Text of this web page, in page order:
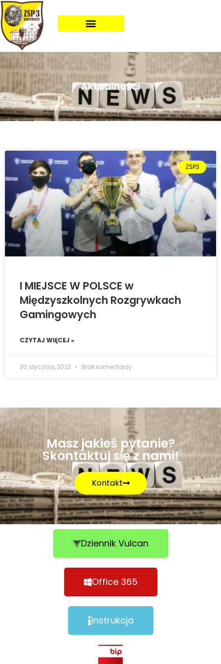
Aktualności
ZSP3
I MIEJSCE W POLSCE w
Międzyszkolnych Rozgrywkach
Gamingowych
CZYTAJ WIĘCEJ »
30 stycznia, 2023 Brak komentarzy
Masz jakieś pytanie?
Skontaktuj się z nami!
Kontakt
Dziennik Vulcan
Office 365
Instrukcja